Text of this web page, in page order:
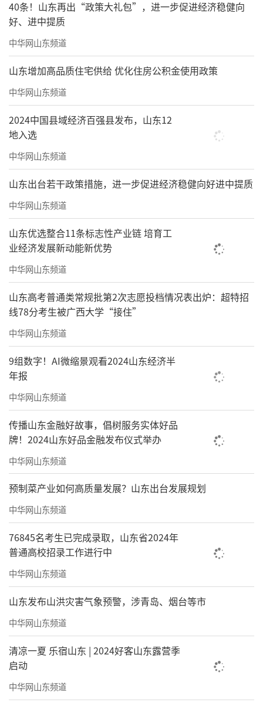
+净水服务，帮助跑者科学高效地恢复身体状
态。
海尔这样的暖心服务全程可见，起点海尔
兄弟带领400人应援方阵齐唱《雷欧之歌》为跑
40条！山东再出“政策大礼包”，进一步促进经济稳健向
好、进中提质
中华网山东频道
山东增加高品质住宅供给 优化住房公积金使用政策
中华网山东频道
2024中国县域经济百强县发布，山东12
地入选
中华网山东频道
山东出台若干政策措施，进一步促进经济稳健向好进中提质
中华网山东频道
山东优选整合11条标志性产业链 培育工
业经济发展新动能新优势
中华网山东频道
山东高考普通类常规批第2次志愿投档情况表出炉：超特招
线78分考生被广西大学“接住”
中华网山东频道
9组数字！AI微缩景观看2024山东经济半
年报
中华网山东频道
传播山东金融好故事，倡树服务实体好品
牌！2024山东好品金融发布仪式举办
中华网山东频道
预制菜产业如何高质量发展？山东出台发展规划
中华网山东频道
76845名考生已完成录取，山东省2024年
普通高校招录工作进行中
中华网山东频道
山东发布山洪灾害气象预警，涉青岛、烟台等市
中华网山东频道
清凉一夏 乐宿山东 | 2024好客山东露营季
启动
中华网山东频道